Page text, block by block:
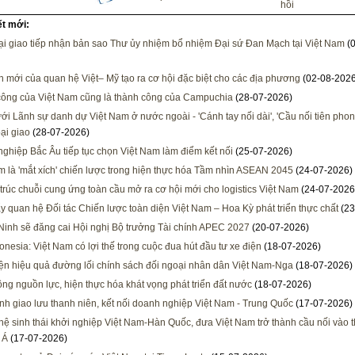
hồi
mới:
giao tiếp nhận bản sao Thư ủy nhiệm bổ nhiệm Đại sứ Đan Mạch tại Việt Nam
mới của quan hệ Việt– Mỹ tạo ra cơ hội đặc biệt cho các địa phương (02-08-
của Việt Nam cũng là thành công của Campuchia (28-07-2026)
Lãnh sự danh dự Việt Nam ở nước ngoài - 'Cánh tay nối dài', 'Cầu nối tiên
giao (28-07-2026)
Bắc Âu tiếp tục chọn Việt Nam làm điểm kết nối (25-07-2026)
là 'mắt xích' chiến lược trong hiện thực hóa Tầm nhìn ASEAN 2045 (24-07-2026)
chuỗi cung ứng toàn cầu mở ra cơ hội mới cho logistics Việt Nam (24-07-
quan hệ Đối tác Chiến lược toàn diện Việt Nam – Hoa Kỳ phát triển thực chất
sẽ đăng cai Hội nghị Bộ trưởng Tài chính APEC 2027 (20-07-2026)
Việt Nam có lợi thế trong cuộc đua hút đầu tư xe điện (18-07-2026)
hiệu quả đường lối chính sách đối ngoại nhân dân Việt Nam-Nga (18-07-2026)
nguồn lực, hiện thực hóa khát vọng phát triển đất nước (18-07-2026)
giao lưu thanh niên, kết nối doanh nghiệp Việt Nam - Trung Quốc (17-07-2026)
sinh thái khởi nghiệp Việt Nam-Hàn Quốc, đưa Việt Nam trở thành cầu nối vào
(17-07-2026)